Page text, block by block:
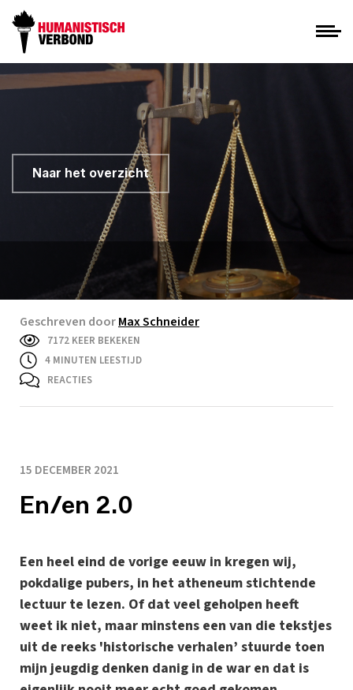
Naar het overzicht
Geschreven doorMax Schneider
7172 KEER BEKEKEN
4 MINUTEN LEESTIJD
REACTIES
15 DECEMBER 2021
En/en 2.0
Een heel eind de vorige eeuw in kregen wij,
pokdalige pubers, in het atheneum stichtende
lectuur te lezen. Of dat veel geholpen heeft
weet ik niet, maar minstens een van die tekstjes
uit de reeks 'historische verhalen’ stuurde toen
mijn jeugdig denken danig in de war en dat is